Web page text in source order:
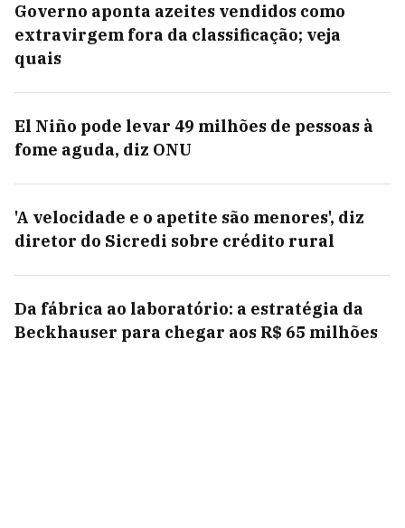
Governo aponta azeites vendidos como
extravirgem fora da classificação; veja
quais
El Niño pode levar 49 milhões de pessoas à
fome aguda, diz ONU
'A velocidade e o apetite são menores', diz
diretor do Sicredi sobre crédito rural
Da fábrica ao laboratório: a estratégia da
Beckhauser para chegar aos R$ 65 milhões